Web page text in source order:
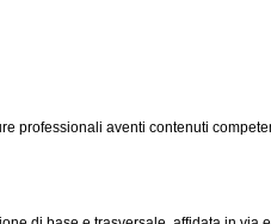
professionali aventi contenuti